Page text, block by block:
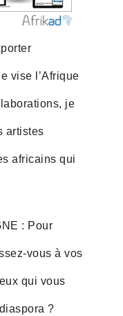
vise l’Afrique
je
artistes
africains qui
: Pour
vous à vos
qui vous
?